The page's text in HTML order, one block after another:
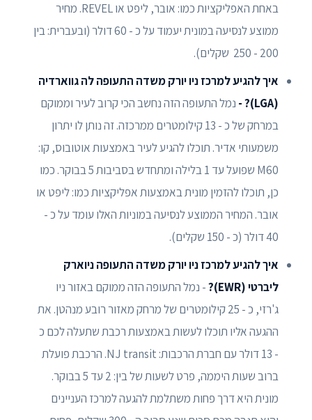
באחת האפליקציות כמו: אובר, ליפט או REVEL. מחיר
ממוצע לנסיעה במונית יעמוד על כ - 60 דולר (ובעברית: בין
200 - 250 שקלים).
איך להגיע למרכז ניו יורק משדה התעופה לה גווארדיה
(LGA)? -
נמל התעופה הזה נחשב הכי קרוב לעיר וממוקם
במרחק של כ - 13 קילומטרים ממרכזה. זה נותן לו יתרון
משמעותי אדיר. תוכלו להגיע לעיר באמצעות אוטובוס, קו:
M60 שפועל עד 1 בלילה ומתחדש בסביבות 5 בבוקר. כמו
כן, תוכלו להזמין מונית באמצעות אפליקציות כמו: ליפט או
אובר. המחיר הממוצע לנסיעה במוניות האלו עומד על כ -
40 דולר (כ - 150 שקלים).
איך להגיע למרכז ניו יורק משדה התעופה ניוארק
ליברטי (EWR)?
- נמל התעופה הזה ממוקם באזור ניו
ג'רזי, כ - 25 קילומטרים של מרחק מאזור רובע מנהטן. את
ההגעה אליו תוכלו לעשות באמצעות רכבת שתעלה לכם כ
- 13 דולר עם חברת הרכבות: NJ transit. הרכבת פועלת
ברוב שעות היממה, פרט לשעות של בין: 2 עד 5 בבוקר.
מונית היא דרך פחות משתלמת להגעה למרכז העניינים